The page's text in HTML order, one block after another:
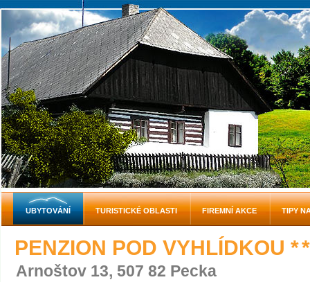
PENZION POD VYHLÍDKOU *
Arnoštov 13, 507 82 Pecka
UBYTOVÁNÍ TURISTICKÉ OBLASTI FIREMNÍ AKCE TIPY